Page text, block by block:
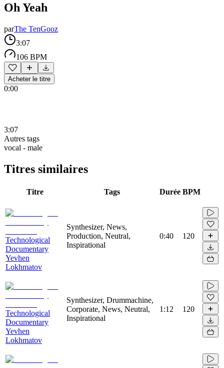
Oh Yeah
parThe TenGooz
3:07
106 BPM
Acheter le titre
0:00
3:07
Autres tags
vocal - male
Titres similaires
Titre Tags Durée BPM
Technological
Documentary
Yevhen
Lokhmatov
Synthesizer, News,
Production, Neutral,
Inspirational
0:40 120
Technological
Documentary
Yevhen
Lokhmatov
Synthesizer, Drummachine,
Corporate, News, Neutral,
Inspirational
1:12 120